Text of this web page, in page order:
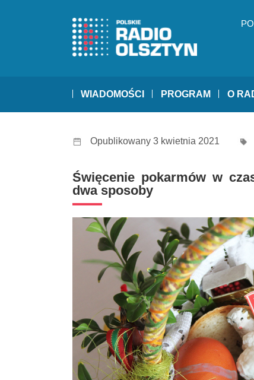
WIADOMOŚCI PROGRAM O
Opublikowany 3 kwietnia 2021
Święcenie pokarmów w
dwa sposoby